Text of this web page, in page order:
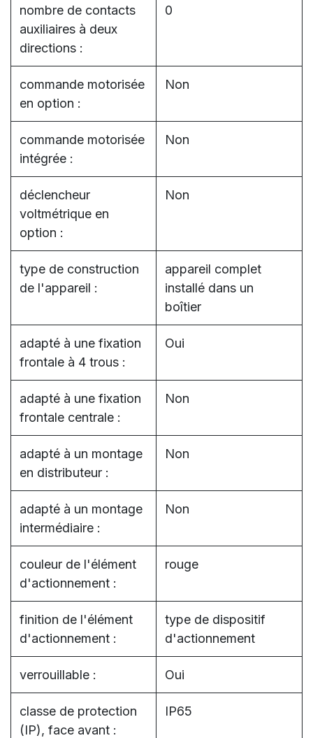
nombre de contacts
auxiliaires à deux
directions :
0
commande motorisée
en option :
Non
commande motorisée
intégrée :
Non
déclencheur
voltmétrique en
option :
Non
type de construction
de l'appareil :
appareil complet
installé dans un
boîtier
adapté à une fixation
frontale à 4 trous :
Oui
adapté à une fixation
frontale centrale :
Non
adapté à un montage
en distributeur :
Non
adapté à un montage
intermédiaire :
Non
couleur de l'élément
d'actionnement :
rouge
finition de l'élément
d'actionnement :
type de dispositif
d'actionnement
verrouillable : Oui
classe de protection
(IP), face avant :
IP65